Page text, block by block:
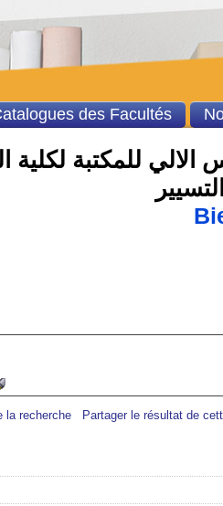
الالي للمكتبة لكلية
la recherche
Partager le résultat de
des Facultés